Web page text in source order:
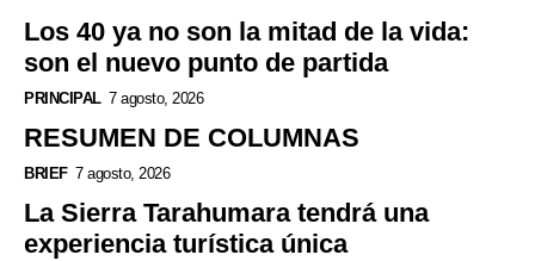
Los 40 ya no son la mitad de la vida:
son el nuevo punto de partida
PRINCIPAL 7 agosto, 2026
RESUMEN DE COLUMNAS
BRIEF 7 agosto, 2026
La Sierra Tarahumara tendrá una
experiencia turística única